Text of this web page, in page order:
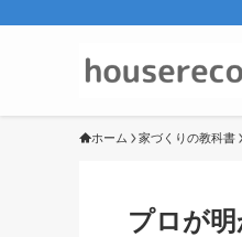
ホーム 家づくりの教科書
プロが